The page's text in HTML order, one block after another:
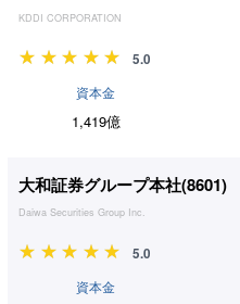
KDDI CORPORATION
5.0
資本金
1,419億
大和証券グループ本社(8601)
Daiwa Securities Group Inc.
5.0
資本金